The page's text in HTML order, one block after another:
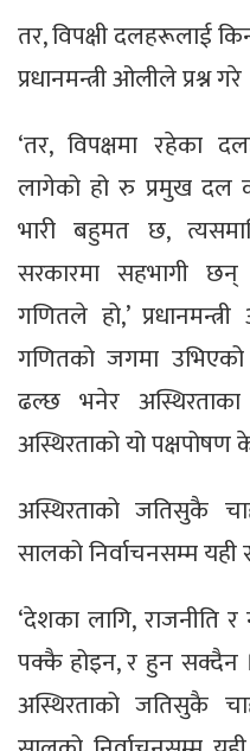
तर, विपक्षी दलहरूलाई
प्रधानमन्त्री ओलीले प्रश्न गरे
‘तर, विपक्षमा रहेका
लागेको हो रु प्रमुख दल
भारी बहुमत छ,
सरकारमा सहभागी
गणितले हो,’
गणितको जगमा
ढल्छ भनेर अस्थिरताका
अस्थिरताको यो पक्षपोषण
अस्थिरताको जतिसुकै
सालको निर्वाचनसम्म
‘देशका लागि, राजनीति
पक्कै होइन, र हुन सक्दैन
अस्थिरताको जतिसुकै